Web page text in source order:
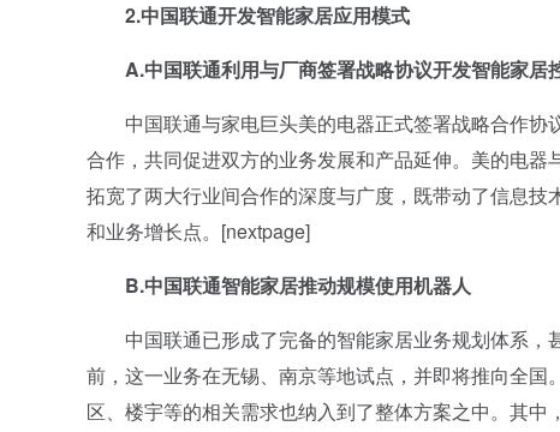
2.中国联通开发智能家居应用模式
A.中国联通利用与厂商签署战略协议开发智能家居
中国联通与家电巨头美的电器正式签署战略合作协
合作，共同促进双方的业务发展和产品延伸。美的电器
拓宽了两大行业间合作的深度与广度，既带动了信息
和业务增长点。[nextpage]
B.中国联通智能家居推动规模使用机器人
中国联通已形成了完备的智能家居业务规划体系，
前，这一业务在无锡、南京等地试点，并即将推向全
区、楼宇等的相关需求也纳入到了整体方案之中。其